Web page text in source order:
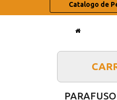
Catalogo de